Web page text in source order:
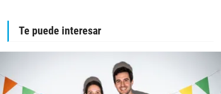
Te puede interesar